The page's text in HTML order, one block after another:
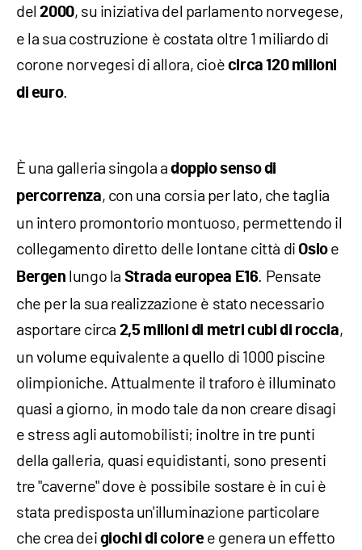
del2000, su iniziativa del parlamento norvegese,
e la sua costruzione è costata oltre 1 miliardo di
corone norvegesi di allora, cioè circa 120 milioni
di euro.
È una galleria singola a doppio senso di
percorrenza, con una corsia per lato, che taglia
un intero promontorio montuoso, permettendo il
collegamento diretto delle lontane città di Osloe
Bergen lungo la Strada europea E16. Pensate
che per la sua realizzazione è stato necessario
asportare circa 2,5 milioni di metri cubi di roccia,
un volume equivalente a quello di 1000 piscine
olimpioniche. Attualmente il traforo è illuminato
quasi a giorno, in modo tale da non creare disagi
e stress agli automobilisti; inoltre in tre punti
della galleria, quasi equidistanti, sono presenti
tre "caverne" dove è possibile sostare è in cui è
stata predisposta un'illuminazione particolare
che crea dei giochi di coloree genera un effetto